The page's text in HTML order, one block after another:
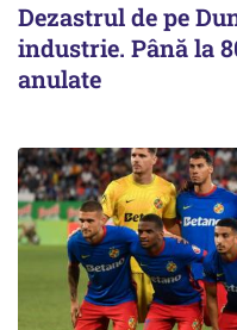
Dezastrul de pe
industrie. Până la
anulate